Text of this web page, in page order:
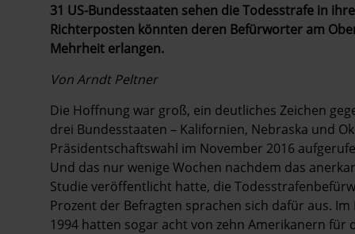
31 US-Bundesstaaten sehen die Todesstrafe in
Richterposten könnten deren Befürworter am
Mehrheit erlangen.
Von Arndt Peltner
Die Hoffnung war groß, ein deutliches Zeichen
drei Bundesstaaten – Kalifornien, Nebraska und
Präsidentschaftswahl im November 2016
Und das nur wenige Wochen nachdem das
Studie veröffentlicht hatte, die
Prozent der Befragten sprachen sich dafür aus.
1994 hatten sogar acht von zehn Amerikanern für